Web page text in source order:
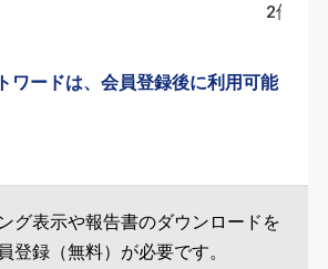
2件
ワードは、会員登録後に利用可能
グ表示や報告書のダウンロードを
登録（無料）が必要です。